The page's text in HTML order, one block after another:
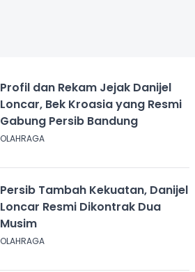
Profil dan Rekam Jejak Danijel
Loncar, Bek Kroasia yang Resmi
Gabung Persib Bandung
OLAHRAGA
Persib Tambah Kekuatan, Danijel
Loncar Resmi Dikontrak Dua
Musim
OLAHRAGA